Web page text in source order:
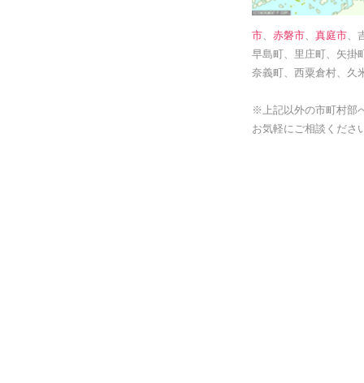
市、 赤磐市、 真庭市、
早島町、里庄町、矢掛
奈義町、西粟倉村、久
※上記以外の市町村部
お気軽にご相談くださ